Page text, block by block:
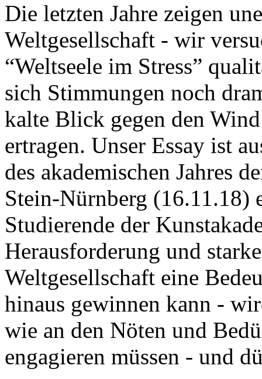
Die letzten Jahre zeigen
Weltgesellschaft - wir
“Weltseele im Stress”
sich Stimmungen noch
kalte Blick gegen den
ertragen. Unser Essay ist
des akademischen Jahres
Stein-Nürnberg (16.11.18)
Studierende der
Herausforderung und
Weltgesellschaft eine
hinaus gewinnen kann -
wie an den Nöten und
engagieren müssen - und